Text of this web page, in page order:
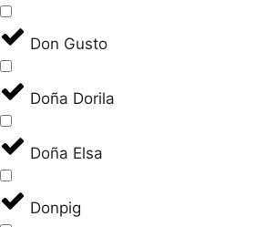
Don Gusto
Doña Dorila
Doña Elsa
Donpig